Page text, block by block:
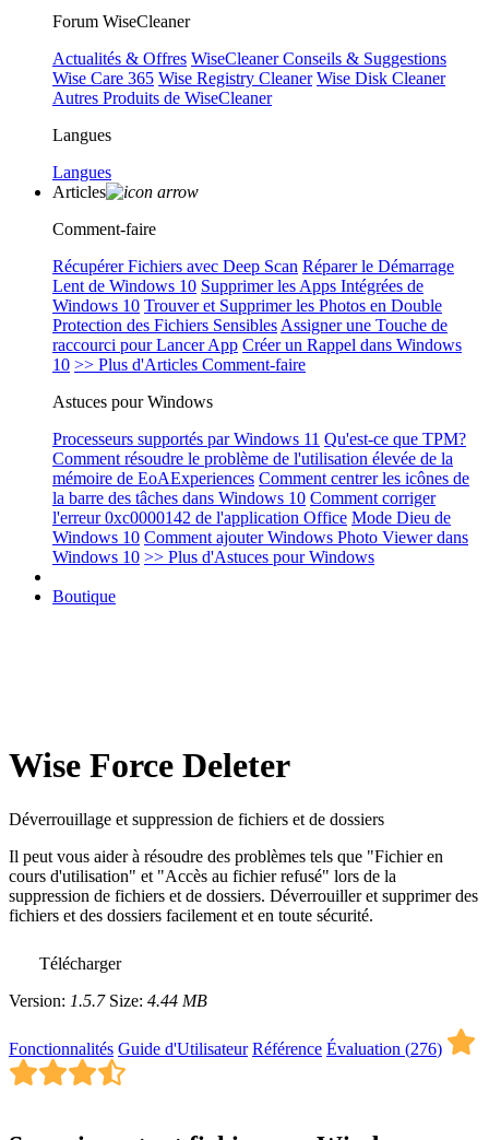
Forum WiseCleaner
Actualités & Offres WiseCleaner Conseils & Suggestions
Wise Care 365 Wise Registry Cleaner Wise Disk Cleaner
Autres Produits de WiseCleaner
Langues
Langues
Articles
Comment-faire
Récupérer Fichiers avec Deep Scan Réparer le Démarrage
Lent de Windows 10 Supprimer les Apps Intégrées de
Windows 10 Trouver et Supprimer les Photos en Double
Protection des Fichiers Sensibles Assigner une Touche de
raccourci pour Lancer App Créer un Rappel dans Windows
10 >> Plus d'Articles Comment-faire
Astuces pour Windows
Processeurs supportés par Windows 11 Qu'est-ce que TPM?
Comment résoudre le problème de l'utilisation élevée de la
mémoire de EoAExperiences Comment centrer les icônes de
la barre des tâches dans Windows 10 Comment corriger
l'erreur 0xc0000142 de l'application Office Mode Dieu de
Windows 10 Comment ajouter Windows Photo Viewer dans
Windows 10 >> Plus d'Astuces pour Windows
Boutique
Wise Force Deleter
Déverrouillage et suppression de fichiers et de dossiers
Il peut vous aider à résoudre des problèmes tels que "Fichier en
cours d'utilisation" et "Accès au fichier refusé" lors de la
suppression de fichiers et de dossiers. Déverrouiller et supprimer des
fichiers et des dossiers facilement et en toute sécurité.
Télécharger
Version: 1.5.7 Size: 4.44 MB
Fonctionnalités Guide d'Utilisateur Référence Évaluation (276)